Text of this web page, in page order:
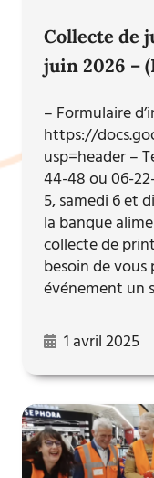
Collecte de
juin 2026 –
– Formulaire
https://
usp=header –
44-48 ou 06-
5, samedi 6 et
la banque
collecte de
besoin de
événement un
1 avril 2025